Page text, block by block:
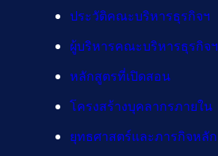
ประวัติคณะบริหารธุรกิจฯ
ผู้บริหารคณะบริหารธุรกิจฯ
หลักสูตรที่เปิดสอน
โครงสร้างบุคลากรภายใน
ยุทธศาสตร์และภารกิจหลัก